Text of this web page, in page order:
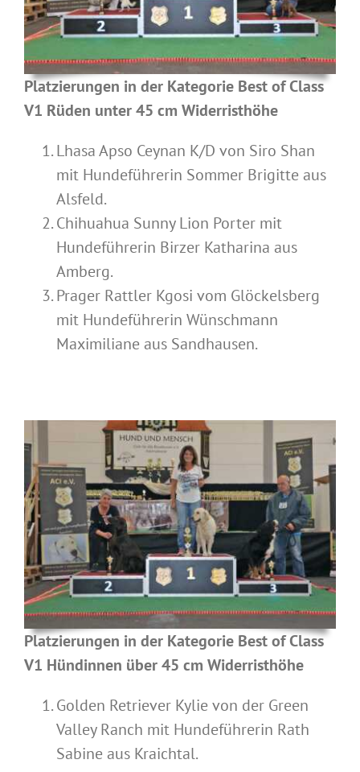
Platzierungen in der Kategorie Best of Class
V1 Rüden unter 45 cm Widerristhöhe
Lhasa Apso Ceynan K/D von Siro Shan
mit Hundeführerin Sommer Brigitte aus
Alsfeld.
Chihuahua Sunny Lion Porter mit
Hundeführerin Birzer Katharina aus
Amberg.
Prager Rattler Kgosi vom Glöckelsberg
mit Hundeführerin Wünschmann
Maximiliane aus Sandhausen.
Platzierungen in der Kategorie Best of Class
V1 Hündinnen über 45 cm Widerristhöhe
Golden Retriever Kylie von der Green
Valley Ranch mit Hundeführerin Rath
Sabine aus Kraichtal.